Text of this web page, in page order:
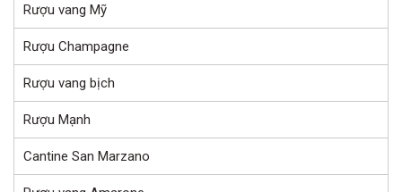
Rượu vang Mỹ
Rượu Champagne
Rượu vang bịch
Rượu Mạnh
Cantine San Marzano